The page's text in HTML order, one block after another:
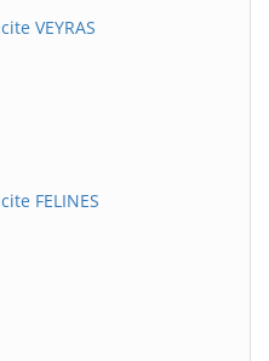
VEYRAS
FELINES